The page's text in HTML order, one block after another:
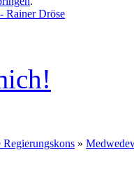
Regierungskons »